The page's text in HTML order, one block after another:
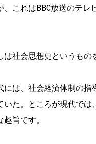
これはBBC放送のテ
社会思想史というもの
は、社会経済体制の
た。ところが現代で
旨です。